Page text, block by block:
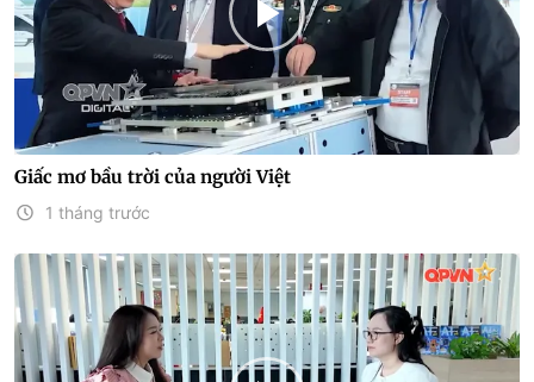
Giấc mơ bầu trời của người Việt
1 tháng trước